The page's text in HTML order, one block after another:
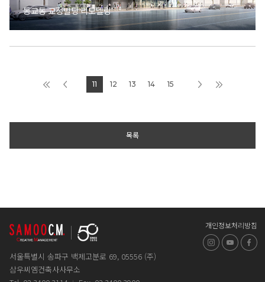
동교동 교정빌딩 리모델링
11 12 13 14 15
목록
서울특별시 송파구 백제고분로 69, 05556 (주)
삼우씨엠건축사사무소
개인정보처리방침
인스타그램
유튜브페